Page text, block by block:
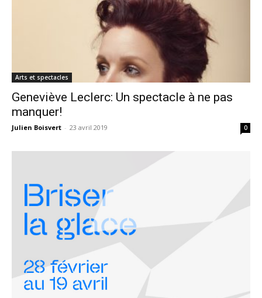
Arts et spectacles
Geneviève Leclerc: Un spectacle à ne pas
manquer!
Julien Boisvert - 23 avril 2019 0